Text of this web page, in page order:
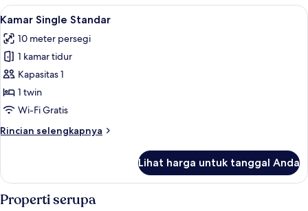
Triple
Superior
Lihat
semua
foto
untuk
Kamar
Single
Standar
Kamar Single Standar | Minibar, tirai
2
Kamar Single Standar
10 meter persegi
1 kamar tidur
Kapasitas 1
1 twin
Wi-Fi Gratis
Rincian selengkapnya
Rincian
Kamar
Single
Standar
Lihat harga untuk tanggal Anda
Properti serupa